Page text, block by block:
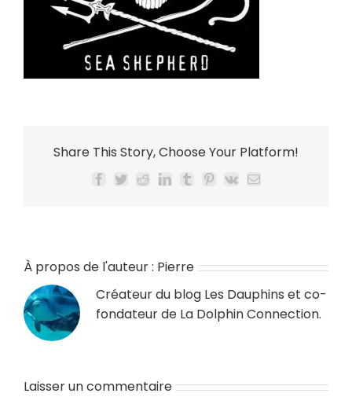
Share This Story, Choose Your Platform!
Facebook
TwitterRedditLinkedIn
TumblrPinterest
Vk Email
À propos de l'auteur : Pierre
Créateur du blog Les Dauphins et co-
fondateur de La Dolphin Connection.
Laisser un commentaire